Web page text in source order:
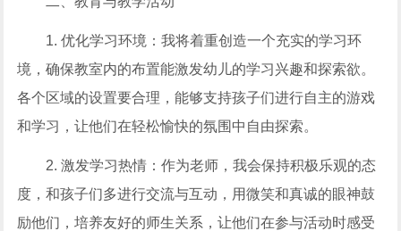
1. 优化学习环境：我将着重创造一个充实的学习环
境，确保教室内的布置能激发幼儿的学习兴趣和探索欲。
各个区域的设置要合理，能够支持孩子们进行自主的游戏
和学习，让他们在轻松愉快的氛围中自由探索。
2. 激发学习热情：作为老师，我会保持积极乐观的态
度，和孩子们多进行交流与互动，用微笑和真诚的眼神鼓
励他们，培养友好的师生关系，让他们在参与活动时感受